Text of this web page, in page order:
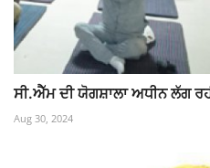
ਸੀ.ਐੱਮ ਦੀ ਯੋਗਸ਼ਾਲਾ ਅਧੀਨ ਲੱਗ
Aug 30, 2024